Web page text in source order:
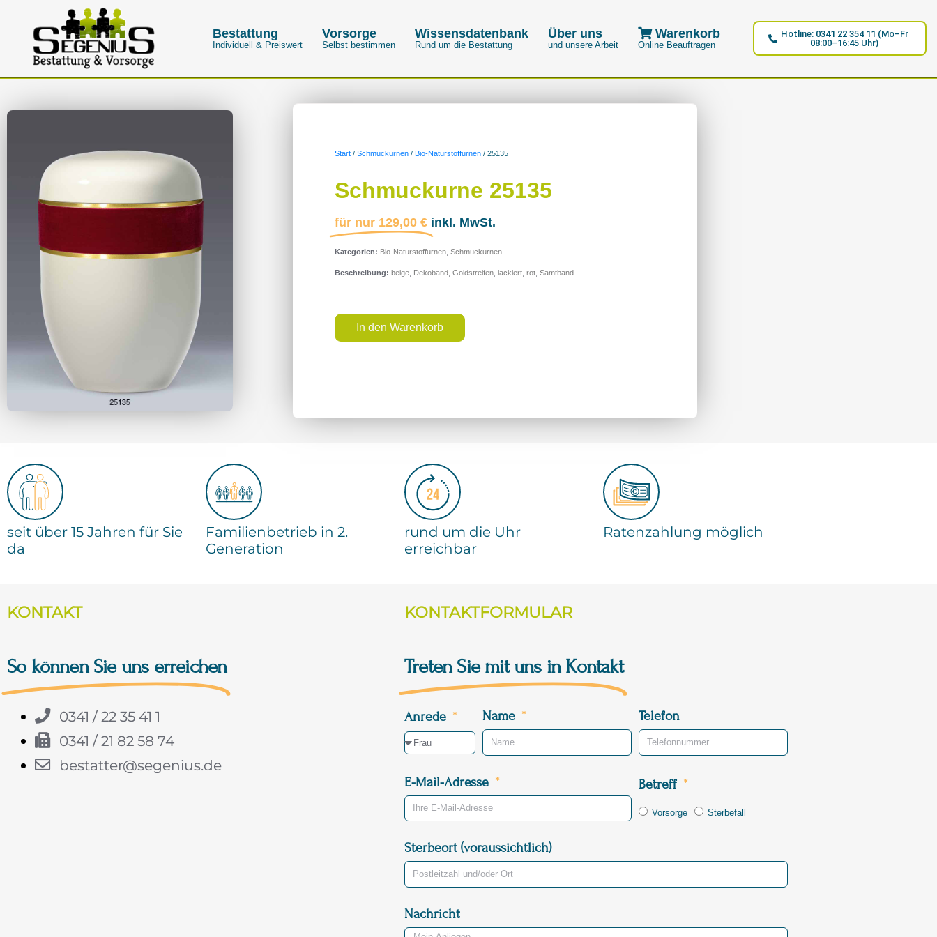
Bestattung
Individuell & Preiswert
Vorsorge
Selbst bestimmen
Wissensdatenbank
Rund um die Bestattung
Über uns
und unsere Arbeit
Warenkorb
Online Beauftragen
Hotline: 0341 22 354 11 (Mo–Fr
08:00–16:45 Uhr)
Start / Schmuckurnen / Bio-Naturstoffurnen / 25135
Schmuckurne 25135
für nur 129,00 € inkl. MwSt.
Kategorien: Bio-Naturstoffurnen, Schmuckurnen
Beschreibung: beige, Dekoband, Goldstreifen, lackiert, rot, Samtband
In den Warenkorb
seit über 15 Jahren für Sie
da
Familienbetrieb in 2.
Generation
rund um die Uhr
erreichbar
Ratenzahlung möglich
KONTAKT
So können Sie uns erreichen
0341 / 22 35 41 1
0341 / 21 82 58 74
bestatter@segenius.de
KONTAKTFORMULAR
Treten Sie mit uns in Kontakt
Anrede Name Telefon
E-Mail-Adresse Betreff
Vorsorge Sterbefall
Sterbeort (voraussichtlich)
Nachricht